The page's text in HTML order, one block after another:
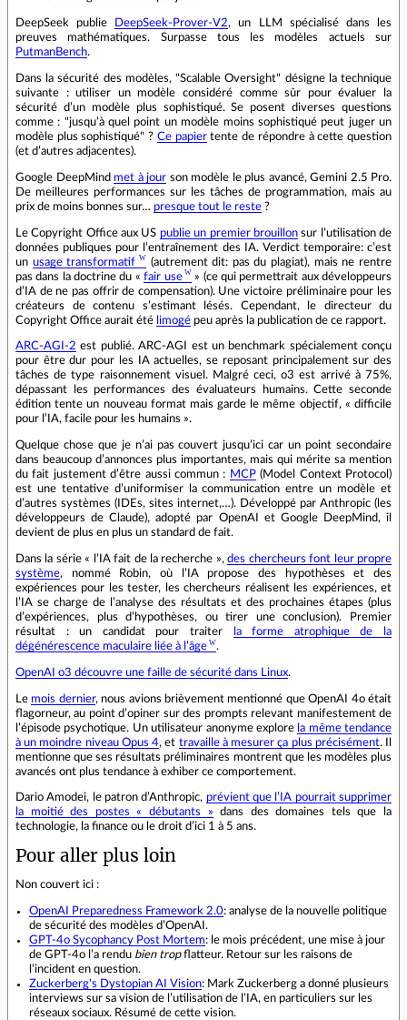
DeepSeek publie DeepSeek-Prover-V2, un LLM spécialisé dans les
preuves mathématiques. Surpasse tous les modèles actuels sur
PutmanBench.
Dans la sécurité des modèles, "Scalable Oversight" désigne la technique
suivante : utiliser un modèle considéré comme sûr pour évaluer la
sécurité d’un modèle plus sophistiqué. Se posent diverses questions
comme : "jusqu’à quel point un modèle moins sophistiqué peut juger un
modèle plus sophistiqué" ? Ce papiertente de répondre à cette question
(et d’autres adjacentes).
Google DeepMind met à jour son modèle le plus avancé, Gemini 2.5 Pro.
De meilleures performances sur les tâches de programmation, mais au
prix de moins bonnes sur… presque tout le reste ?
Le Copyright Office aux US publie un premier brouillonsur l’utilisation de
données publiques pour l’entraînement des IA. Verdict temporaire: c’est
un usage transformatif
(autrement dit: pas du plagiat), mais ne rentre
pas dans la doctrine du «fair use
» (ce qui permettrait aux développeurs
d’IA de ne pas offrir de compensation). Une victoire préliminaire pour les
créateurs de contenu s’estimant lésés. Cependant, le directeur du
Copyright Office aurait été limogé peu après la publication de ce rapport.
ARC-AGI-2 est publié. ARC-AGI est un benchmark spécialement conçu
pour être dur pour les IA actuelles, se reposant principalement sur des
tâches de type raisonnement visuel. Malgré ceci, o3 est arrivé à 75%,
dépassant les performances des évaluateurs humains. Cette seconde
édition tente un nouveau format mais garde le même objectif, « difficile
pour l’IA, facile pour les humains ».
Quelque chose que je n’ai pas couvert jusqu’ici car un point secondaire
dans beaucoup d’annonces plus importantes, mais qui mérite sa mention
du fait justement d’être aussi commun : MCP(Model Context Protocol)
est une tentative d’uniformiser la communication entre un modèle et
d’autres systèmes (IDEs, sites internet,…). Développé par Anthropic (les
développeurs de Claude), adopté par OpenAI et Google DeepMind, il
devient de plus en plus un standard de fait.
Dans la série « l’IA fait de la recherche »,des chercheurs font leur propre
système, nommé Robin, où l’IA propose des hypothèses et des
expériences pour les tester, les chercheurs réalisent les expériences, et
l’IA se charge de l’analyse des résultats et des prochaines étapes (plus
d’expériences, plus d’hypothèses, ou tirer une conclusion). Premier
résultat : un candidat pour traiter
la forme atrophique de la
dégénérescence maculaire liée à l’âge
.
OpenAI o3 découvre une faille de sécurité dans Linux.
Le mois dernier, nous avions brièvement mentionné que OpenAI 4o était
flagorneur, au point d’opiner sur des prompts relevant manifestement de
l’épisode psychotique. Un utilisateur anonyme explore la même tendance
à un moindre niveau Opus 4, et travaille à mesurer ça plus précisément. Il
mentionne que ses résultats préliminaires montrent que les modèles plus
avancés ont plus tendance à exhiber ce comportement.
Dario Amodei, le patron d’Anthropic, prévient que l’IA pourrait supprimer
la moitié des postes « débutants » dans des domaines tels que la
technologie, la finance ou le droit d’ici 1 à 5 ans.
Pour aller plus loin
Non couvert ici :
OpenAI Preparedness Framework 2.0: analyse de la nouvelle politique
de sécurité des modèles d’OpenAI.
GPT-4o Sycophancy Post Mortem: le mois précédent, une mise à jour
de GPT-4o l’a rendu bien tropflatteur. Retour sur les raisons de
l’incident en question.
Zuckerberg's Dystopian AI Vision: Mark Zuckerberg a donné plusieurs
interviews sur sa vision de l’utilisation de l’IA, en particuliers sur les
réseaux sociaux. Résumé de cette vision.